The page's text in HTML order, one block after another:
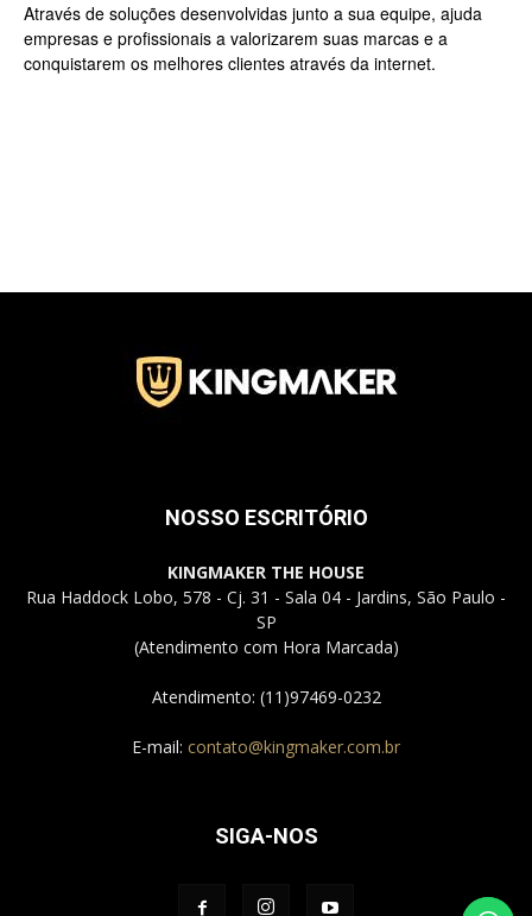
–
Através de soluções desenvolvidas junto a sua equipe, ajuda
empresas e profissionais a valorizarem suas marcas e a
conquistarem os melhores clientes através da internet.
NOSSO ESCRITÓRIO
KINGMAKER THE HOUSE
Rua Haddock Lobo, 578 - Cj. 31 - Sala 04 - Jardins, São Paulo -
SP
(Atendimento com Hora Marcada)
Atendimento: (11)97469-0232
E-mail: contato@kingmaker.com.br
SIGA-NOS